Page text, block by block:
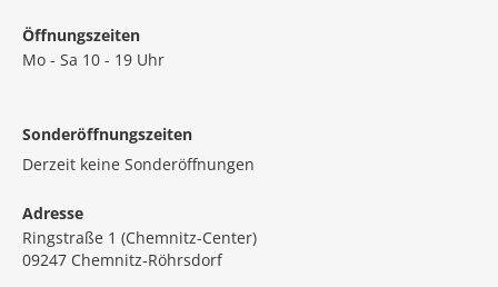
Öffnungszeiten
Mo - Sa 10 - 19 Uhr
Sonderöffnungszeiten
Derzeit keine Sonderöffnungen
Adresse
Ringstraße 1 (Chemnitz-Center)
09247 Chemnitz-Röhrsdorf